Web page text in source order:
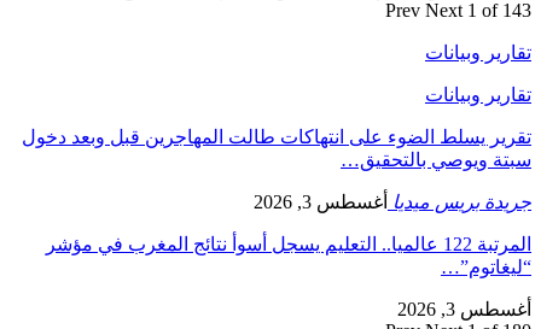
Prev Next 1 of 143
تقارير وبيانات
تقارير وبيانات
تقرير يسلط الضوء على انتهاكات طالت المهاجرين قبل وبعد دخول
سبتة ويوصي بالتحقيق…
جريدة بريس ميديا أغسطس 3, 2026
المرتبة 122 عالميا.. التعليم يسجل أسوأ نتائج المغرب في مؤشر
“ليغاتوم”…
أغسطس 3, 2026